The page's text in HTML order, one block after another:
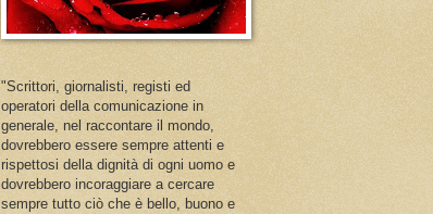
"Scrittori, giornalisti, registi ed
operatori della comunicazione in
generale, nel raccontare il mondo,
dovrebbero essere sempre attenti e
rispettosi della dignità di ogni uomo e
dovrebbero incoraggiare a cercare
sempre tutto ciò che è bello, buono e